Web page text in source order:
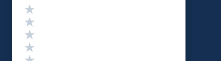
Valutazione